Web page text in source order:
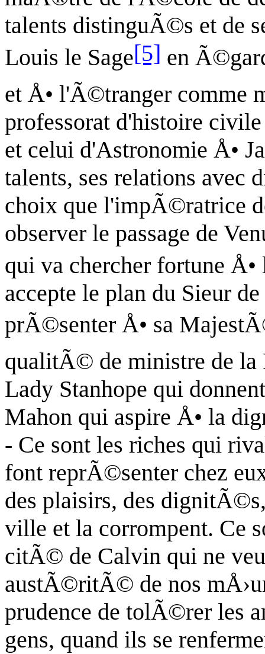
talents distinguÃ©s et de
Louis le Sage[5] en
et Å• l'Ã©tranger comme
professorat d'histoire
et celui d'Astronomie Å•
talents, ses relations avec
choix que l'impÃ©ratrice
observer le passage de
qui va chercher fortune
accepte le plan du Sieur de
prÃ©senter Å• sa
qualitÃ© de ministre de
Lady Stanhope qui
Mahon qui aspire Å• la
- Ce sont les riches qui
font reprÃ©senter chez
des plaisirs, des
ville et la corrompent. Ce
citÃ© de Calvin qui ne
austÃ©ritÃ© de nos
prudence de tolÃ©rer les
gens, quand ils se